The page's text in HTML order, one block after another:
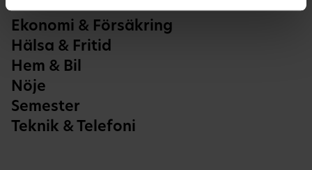
Ekonomi & Försäkring
Hälsa & Fritid
Hem & Bil
Nöje
Semester
Teknik & Telefoni